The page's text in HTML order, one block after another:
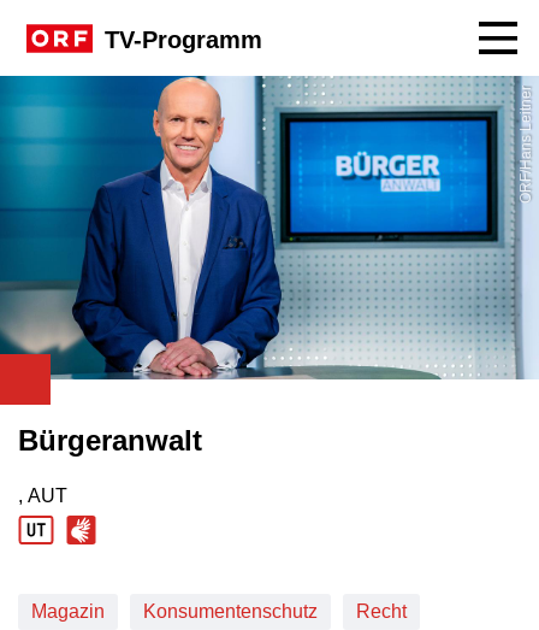
TV-Programm
ORF/Hans Leitner
Bürgeranwalt
Produktionsland: AUT
, AUT
Magazin Konsumentenschutz Recht